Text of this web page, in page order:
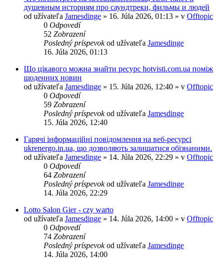
душевным историям про саундтреки, фильмы и людей
od užívateľa Jamesdinge » 16. Júla 2026, 01:13 » v Offtopic
0 Odpovedí
52 Zobrazení
Posledný príspevokod užívateľa Jamesdinge
16. Júla 2026, 01:13
Що цікавого можна знайти ресурс hotvisti.com.ua поміж
щоденних новин
od užívateľa Jamesdinge » 15. Júla 2026, 12:40 » v Offtopic
0 Odpovedí
59 Zobrazení
Posledný príspevokod užívateľa Jamesdinge
15. Júla 2026, 12:40
Гарячі інформаційні повідомлення на веб-ресурсі
ukrenergo.in.ua, що дозволяють залишатися обізнаними.
od užívateľa Jamesdinge » 14. Júla 2026, 22:29 » v Offtopic
0 Odpovedí
64 Zobrazení
Posledný príspevokod užívateľa Jamesdinge
14. Júla 2026, 22:29
Lotto Salon Gier - czy warto
od užívateľa Jamesdinge » 14. Júla 2026, 14:00 » v Offtopic
0 Odpovedí
74 Zobrazení
Posledný príspevokod užívateľa Jamesdinge
14. Júla 2026, 14:00